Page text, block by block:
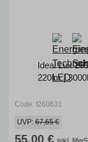
Ideal Lux
220lm |
Code: I260631
UVP: 67,65 €
55,00 €